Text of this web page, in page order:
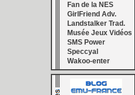
Fan de la NES
GirlFriend Adv.
Landstalker Trad.
Musée Jeux Vidéos
SMS Power
Speccyal
Wakoo-enter